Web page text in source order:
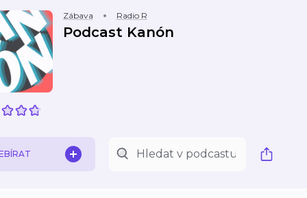
Zábava Radio R
Podcast Kanón